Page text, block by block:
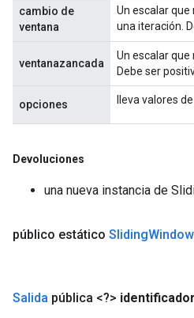
cambio de
ventana
Un escalar
una iteración.
ventanazancada
Un escalar
Debe ser
opciones lleva valores
Devoluciones
una nueva instancia de
público estático SlidingWindow
Salida pública <?> identificador